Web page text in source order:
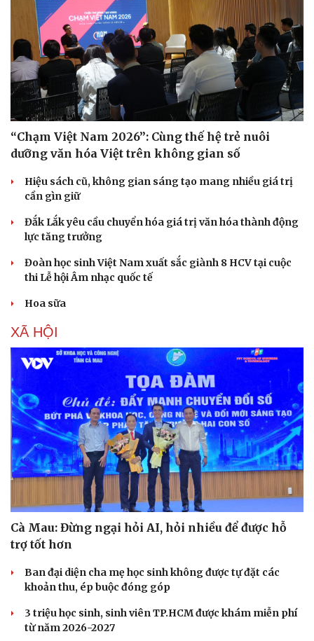
Văn hóa
Sân khấu - Điện ảnh
Âm nhạc
Di sản
Giải trí
Thời trang
Sao Việt
“Chạm Việt Nam 2026”: Cùng thế hệ trẻ nuôi
dưỡng văn hóa Việt trên không gian số
Hiệu sách cũ, không gian sáng tạo mang nhiều giá trị
cần gìn giữ
Đắk Lắk yêu cầu chuyển hóa giá trị văn hóa thành động
lực tăng trưởng
Đoàn học sinh Việt Nam xuất sắc giành 8 HCV tại cuộc
thi Lễ hội Âm nhạc quốc tế
Hoa sữa
XÃ HỘI
Cà Mau: Đừng ngại hỏi AI, hỏi nhiều để được hỗ
trợ tốt hơn
Ban đại diện cha mẹ học sinh không được tự đặt các
khoản thu, ép buộc đóng góp
3 triệu học sinh, sinh viên TP.HCM được khám miễn phí
từ năm 2026-2027